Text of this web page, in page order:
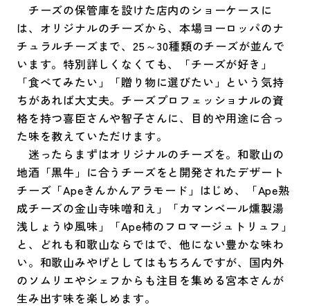
チーズの保管庫を設けた店内のショーケースに
は、オリジナルのチーズから、本場ヨーロッパのナ
チュラルチーズまで、25～30種類のチーズが並んで
います。特別詳しくなくても、「チーズが好き」
「食べてみたい」「贈り物に選びたい」という気持
ちがあれば大丈夫。チーズプロフェッショナルの資
格を持つ喜臣さんや智子さんに、目的や用途に合っ
た味を教えていただけます。
迷ったらまずはオリジナルのチーズを。和歌山の
地酒「黒牛」に合うチーズをと開発されたデザート
チーズ「Apeきんかんアラモード」はじめ、「Ape熟
成チーズの金山寺味噌和え」「カマンベール燻製湯
浅しょうゆ風味」「Ape柿のフロマージュトリュフ」
と、どれも和歌山ならではで、他にない豊かな味わ
い。和歌山みやげとしてはもちろんですが、国内外
のソムリエやシェフからも注目を集める宮本さんが
生み出す味を楽しめます。